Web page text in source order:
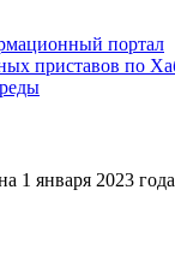
1 января 2023